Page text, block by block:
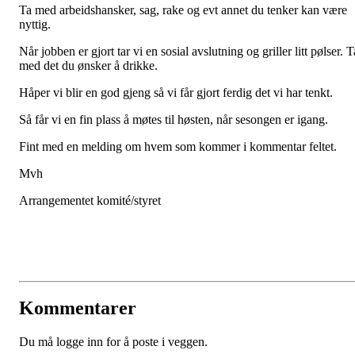
Ta med arbeidshansker, sag, rake og evt annet du tenker kan være
nyttig.
Når jobben er gjort tar vi en sosial avslutning og griller litt pølser.
med det du ønsker å drikke.
Håper vi blir en god gjeng så vi får gjort ferdig det vi har tenkt.
Så får vi en fin plass å møtes til høsten, når sesongen er igang.
Fint med en melding om hvem som kommer i kommentar feltet.
Mvh
Arrangementet komité/styret
Kommentarer
Du må logge inn for å poste i veggen.